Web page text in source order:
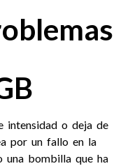
intensidad o deja de
por un fallo en la
una bombilla que ha